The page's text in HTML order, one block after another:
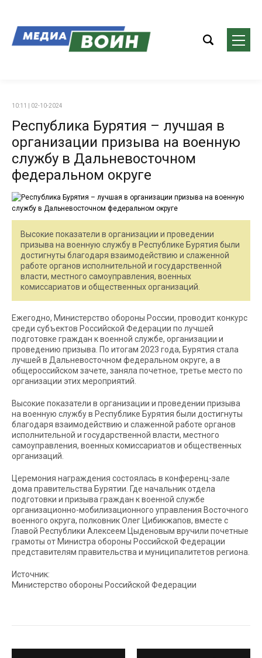
10:11 | 02-10-2024
Республика Бурятия – лучшая в
организации призыва на военную
службу в Дальневосточном
федеральном округе
Высокие показатели в организации и проведении
призыва на военную службу в Республике Бурятия были
достигнуты благодаря взаимодействию и слаженной
работе органов исполнительной и государственной
власти, местного самоуправления, военных
комиссариатов и общественных организаций.
Ежегодно, Министерство обороны России, проводит конкурс
среди субъектов Российской Федерации по лучшей
подготовке граждан к военной службе, организации и
проведению призыва. По итогам 2023 года, Бурятия стала
лучшей в Дальневосточном федеральном округе, а в
общероссийском зачете, заняла почетное, третье место по
организации этих мероприятий.
Высокие показатели в организации и проведении призыва
на военную службу в Республике Бурятия были достигнуты
благодаря взаимодействию и слаженной работе органов
исполнительной и государственной власти, местного
самоуправления, военных комиссариатов и общественных
организаций.
Церемония награждения состоялась в конференц-зале
дома правительства Бурятии. Где начальник отдела
подготовки и призыва граждан к военной службе
организационно-мобилизационного управления Восточного
военного округа, полковник Олег Цибикжапов, вместе с
Главой Республики Алексеем Цыденовым вручили почетные
грамоты от Министра обороны Российской Федерации
представителям правительства и муниципалитетов региона.
Источник:
Министерство обороны Российской Федерации